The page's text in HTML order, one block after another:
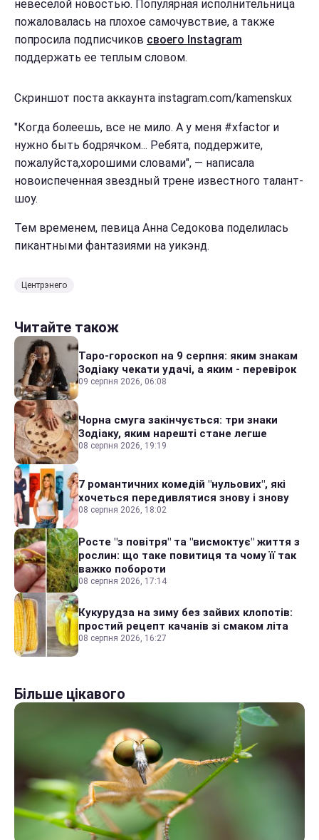
невеселой новостью. Популярная исполнительница
пожаловалась на плохое самочувствие, а также
попросила подписчиков своего Instagram
поддержать ее теплым словом.
Скриншот поста аккаунта instagram.com/kamenskux
"Когда болеешь, все не мило. А у меня #xfactor и
нужно быть бодрячком... Ребята, поддержите,
пожалуйста,хорошими словами", — написала
новоиспеченная звездный трене известного талант-
шоу.
Тем временем, певица Анна Седокова поделилась
пикантными фантазиями на уикэнд.
Центрэнего
Читайте також
Таро-гороскоп на 9 серпня: яким знакам
Зодіаку чекати удачі, а яким - перевірок
09 серпня 2026, 06:08
Чорна смуга закінчується: три знаки
Зодіаку, яким нарешті стане легше
08 серпня 2026, 19:19
7 романтичних комедій "нульових", які
хочеться передивлятися знову і знову
08 серпня 2026, 18:02
Росте "з повітря" та "висмоктує" життя з
рослин: що таке повитиця та чому її так
важко побороти
08 серпня 2026, 17:14
Кукурудза на зиму без зайвих клопотів:
простий рецепт качанів зі смаком літа
08 серпня 2026, 16:27
Більше цікавого